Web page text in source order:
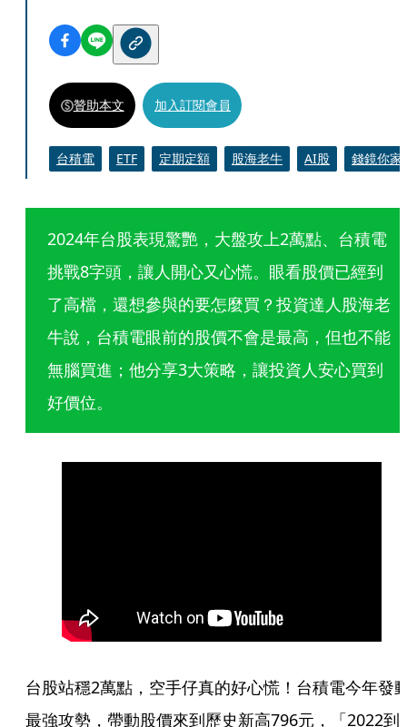
贊助本文 加入訂閱會員
台積電 ETF 定期定額 股海老牛 AI股 錢鏡你家
2024年台股表現驚艷，大盤攻上2萬點、台積電
挑戰8字頭，讓人開心又心慌。眼看股價已經到
了高檔，還想參與的要怎麼買？投資達人股海老
牛說，台積電眼前的股價不會是最高，但也不能
無腦買進；他分享3大策略，讓投資人安心買到
好價位。
台股站穩2萬點，空手仔真的好心慌！台積電今年發
最強攻勢，帶動股價來到歷史新高796元，「2022到